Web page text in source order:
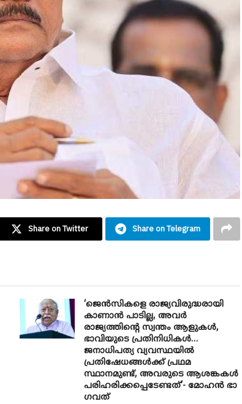
Share on Twitter Share on Telegram
‘ജെൻസികളെ രാജ്യവിരുദ്ധരായി
കാണാൻ പാടില്ല, അവർ
രാജ്യത്തിന്റെ സ്വന്തം ആളുകൾ,
ഭാവിയുടെ പ്രതിനിധികൾ…
ജനാധിപത്യ വ്യവസ്ഥയിൽ
പ്രതിഷേധങ്ങൾക്ക് പ്രഥമ
സ്ഥാനമുണ്ട്, അവരുടെ ആശങ്കകൾ
പരിഹരിക്കപ്പെടേണ്ടത്’- മോഹൻ ഭാ​
ഗവത്